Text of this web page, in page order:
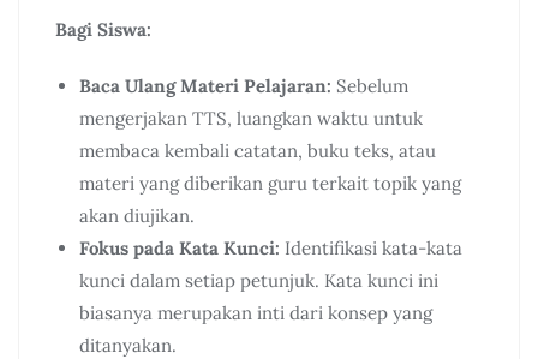
Bagi Siswa:
Baca Ulang Materi Pelajaran: Sebelum
mengerjakan TTS, luangkan waktu untuk
membaca kembali catatan, buku teks, atau
materi yang diberikan guru terkait topik yang
akan diujikan.
Fokus pada Kata Kunci: Identifikasi kata-kata
kunci dalam setiap petunjuk. Kata kunci ini
biasanya merupakan inti dari konsep yang
ditanyakan.